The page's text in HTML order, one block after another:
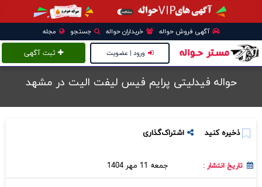
آگهی فروش حواله خریداران حواله جستجو مجله
ثبت آگهی ورود | عضویت
حواله فیدلیتی پرایم فیس لیفت الیت در مشهد
ذخیره کنید اشتراک‌گذاری
تاریخ انتشار : جمعه 11 مهر 1404